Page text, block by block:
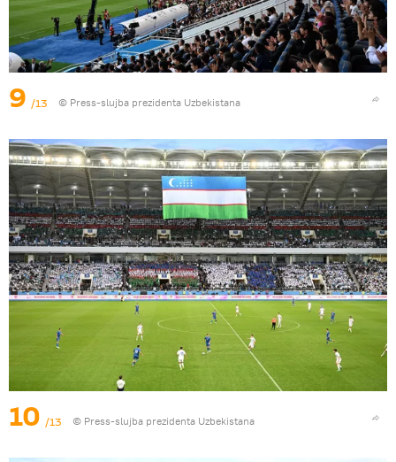
9 /13 © Press-slujba prezidenta Uzbekistana
10 /13 © Press-slujba prezidenta Uzbekistana